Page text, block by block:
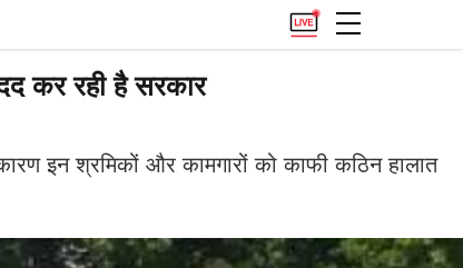
कर रही है सरकार
इन श्रमिकों और कामगारों को काफी कठिन हालात